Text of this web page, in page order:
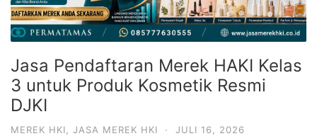
Jasa Pendaftaran Merek HAKI Kelas
3 untuk Produk Kosmetik Resmi
DJKI
MEREK HKI JASA MEREK HKI · JULI 16, 2026